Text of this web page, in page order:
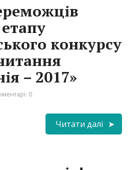
конкурсу
– 2017»
0
Читати далі